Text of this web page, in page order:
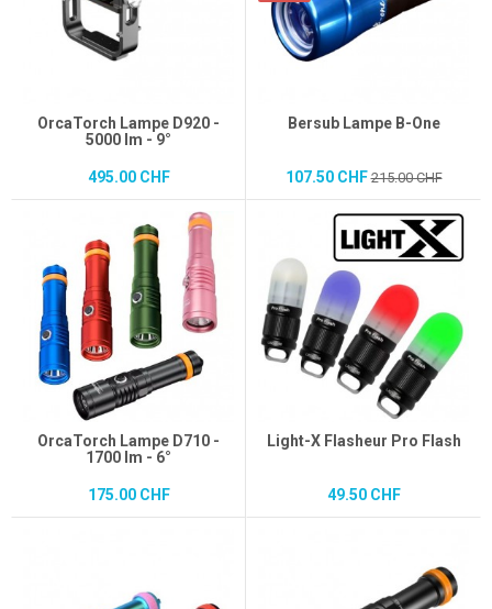
OrcaTorch Lampe D920 -
5000 lm - 9°
495.00 CHF
Bersub Lampe B-One
107.50 CHF215.00 CHF
OrcaTorch Lampe D710 -
1700 lm - 6°
175.00 CHF
Light-X Flasheur Pro Flash
49.50 CHF